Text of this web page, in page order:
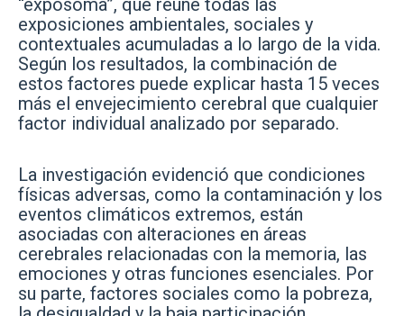
“exposoma”, que reúne todas las
exposiciones ambientales, sociales y
contextuales acumuladas a lo largo de la vida.
Según los resultados, la combinación de
estos factores puede explicar hasta 15 veces
más el envejecimiento cerebral que cualquier
factor individual analizado por separado.
La investigación evidenció que condiciones
físicas adversas, como la contaminación y los
eventos climáticos extremos, están
asociadas con alteraciones en áreas
cerebrales relacionadas con la memoria, las
emociones y otras funciones esenciales. Por
su parte, factores sociales como la pobreza,